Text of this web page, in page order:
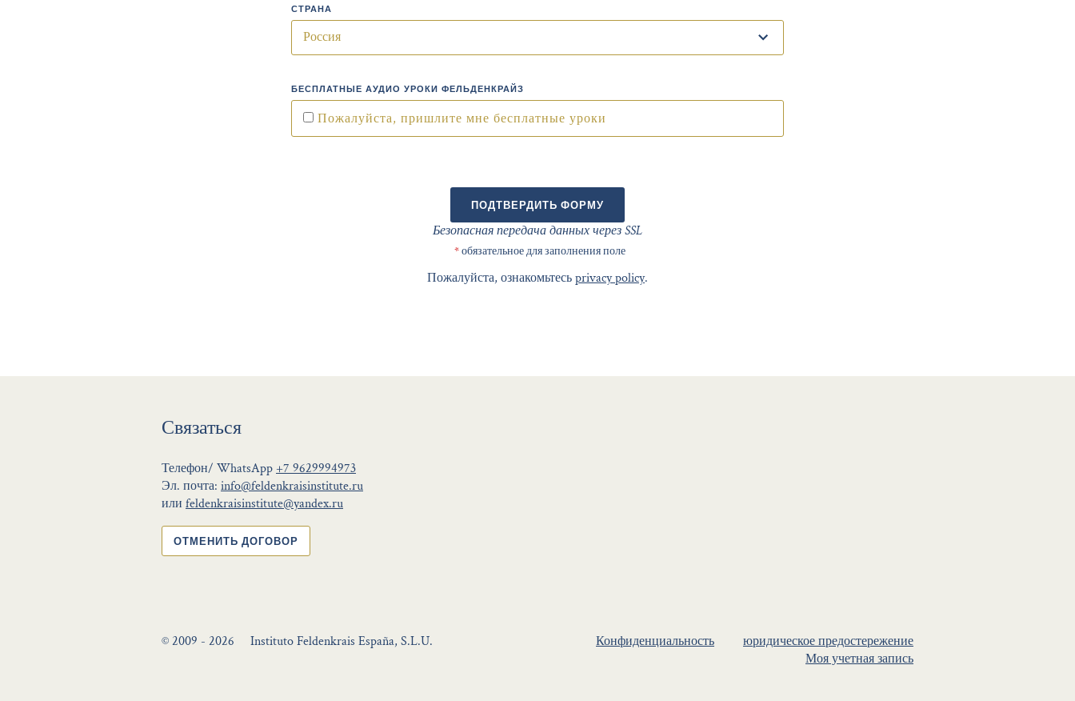
СТРАНА
БЕСПЛАТНЫЕ АУДИО УРОКИ ФЕЛЬДЕНКРАЙЗ
Пожалуйста, пришлите мне бесплатные уроки
ПОДТВЕРДИТЬ ФОРМУ
Безопасная передача данных через SSL
*обязательное для заполнения поле
Пожалуйста, ознакомьтесьprivacy policy.
Связаться
Телефон/ WhatsApp+7 9629994973
Эл. почта: info@feldenkraisinstitute.ru
или feldenkraisinstitute@yandex.ru
ОТМЕНИТЬ ДОГОВОР
© 2009 - 2026 Instituto Feldenkrais España, S.L.U. Конфиденциальность
юридическое предостережение
Моя учетная запись